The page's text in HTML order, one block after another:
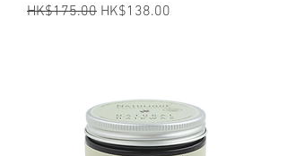
一般價格
HK$175.00 促銷價格
HK$138.00